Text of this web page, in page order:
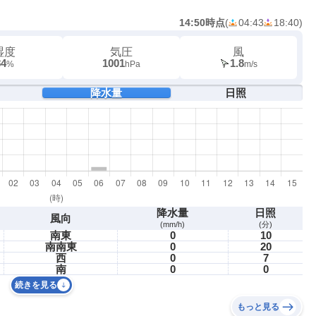
14:50時点( 04:43 18:40)
度
%
気圧
1001hPa
風
1.8m/s
降水量 日照
風向 降水量
(mm/h)
日照
(分)
南東 0
10
南南東
0
20
西
0
7
南
0 0
続きを見る
もっと見る